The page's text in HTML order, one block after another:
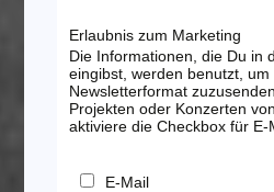
Erlaubnis zum Marketing
Die Informationen, die Du in
eingibst, werden benutzt,
Newsletterformat
Projekten oder Konzerten
aktiviere die Checkbox für E-
E-Mail